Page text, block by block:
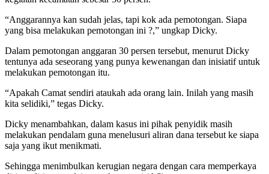
“Anggarannya kan sudah jelas, tapi kok ada pemotongan. Siapa
yang bisa melakukan pemotongan ini ?,” ungkap Dicky.
Dalam pemotongan anggaran 30 persen tersebut, menurut Dicky
tentunya ada seseorang yang punya kewenangan dan inisiatif untuk
melakukan pemotongan itu.
“Apakah Camat sendiri ataukah ada orang lain. Inilah yang masih
kita selidiki,” tegas Dicky.
Dicky menambahkan, dalam kasus ini pihak penyidik masih
melakukan pendalam guna menelusuri aliran dana tersebut ke siapa
saja yang ikut menikmati.
Sehingga menimbulkan kerugian negara dengan cara memperkaya